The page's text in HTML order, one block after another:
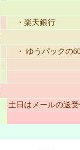
・楽天銀行
・ ゆうパックの
土日はメールの送